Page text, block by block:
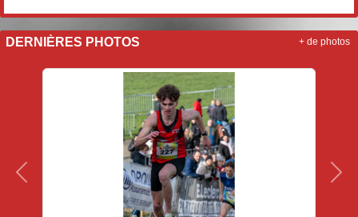
DERNIÈRES PHOTOS
Précedent
+ de photos